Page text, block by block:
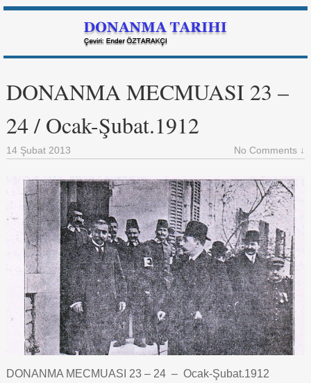
DONANMA MECMUASI 23 –
24 / Ocak-Şubat.1912
14 Şubat 2013 No Comments ↓
DONANMA MECMUASI 23 – 24 – Ocak-Şubat.1912